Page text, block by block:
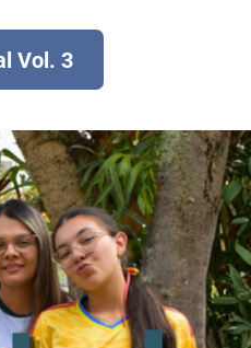
Vol. 3